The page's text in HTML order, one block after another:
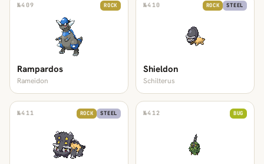
№409 ROCK
Rampardos
Rameidon
№410 ROCK STEEL
Shieldon
Schilterus
№411 ROCK STEEL №412 BUG